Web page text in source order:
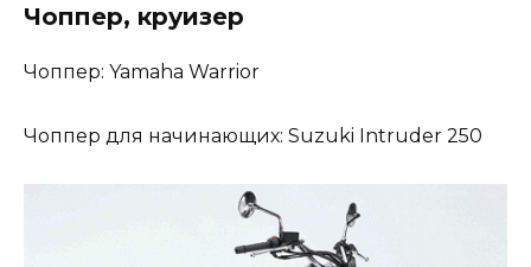
Чоппер, круизер
Чоппер: Yamaha Warrior
Чоппер для начинающих: Suzuki Intruder 250